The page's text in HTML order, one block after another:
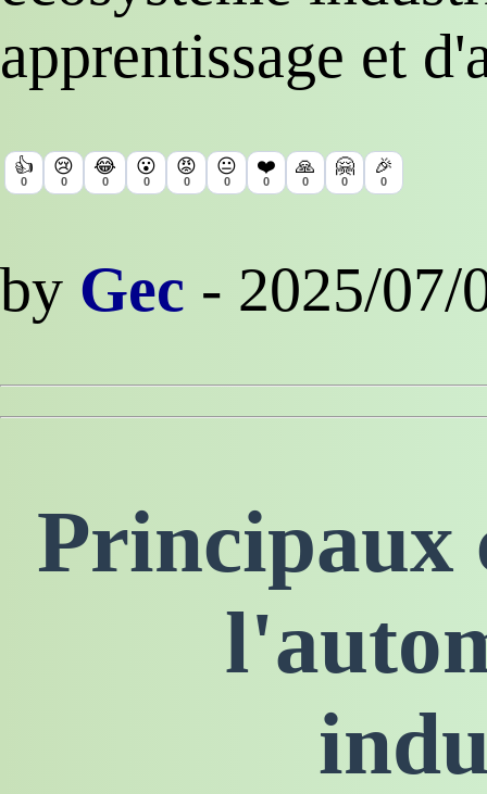
apprentissage et
👍
0
😢
0
😂
0
😮
0
😡
0
😐
0
❤️
0
🙏
0
🤗
0
🎉
0
by Gec - 2025/07/
Principaux